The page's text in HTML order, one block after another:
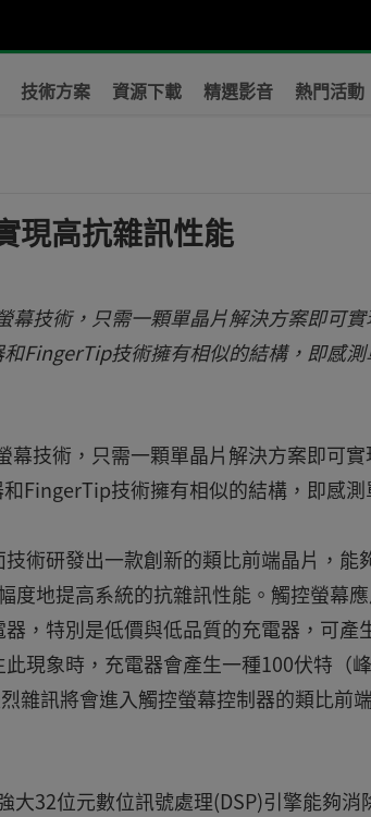
技術方案 資源下載 精選影音 熱門活動
現高抗雜訊性能
技術，只需一顆單晶片解決方案即可
FingerTip技術擁有相似的結構，即感
技術，只需一顆單晶片解決方案即可
FingerTip技術擁有相似的結構，即感
術研發出一款創新的類比前端晶片，能
地提高系統的抗雜訊性能。觸控螢幕
，特別是低價與低品質的充電器，可產
現象時，充電器會產生一種100伏特（
雜訊將會進入觸控螢幕控制器的類比前
32位元數位訊號處理(DSP)引擎能夠消